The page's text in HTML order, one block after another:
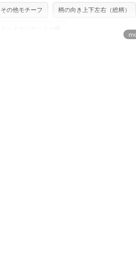
単位でのカットのみ）
型紙は商用利用できませんのでご注意く
その他モチーフ 柄の向き上下左右（総柄）